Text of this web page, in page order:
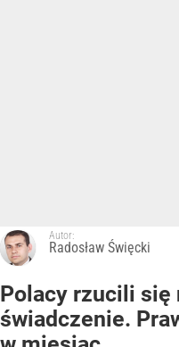
Autor:
Radosław Święcki
Polacy rzucili się
świadczenie.